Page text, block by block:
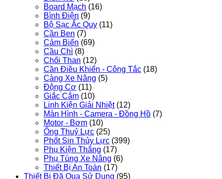
Board Mạch (16)
Bình Điện (9)
Bộ Sạc Ắc Quy (11)
Cần Ben (7)
Cảm Biến (69)
Cầu Chì (8)
Chổi Than (12)
Cần Điều Khiển - Công Tắc (18)
Càng Xe Nâng (5)
Động Cơ (11)
Giắc Cắm (10)
Linh Kiện Giải Nhiệt (12)
Màn Hình - Camera - Đồng Hồ (7)
Motor - Bơm (10)
Ống Thuỷ Lực (25)
Phốt Sin Thủy Lực (399)
Phụ Kiện Thắng (17)
Phụ Tùng Xe Nâng (6)
Thiết Bị An Toàn (17)
Thiết Bị Đã Qua Sử Dụng (95)